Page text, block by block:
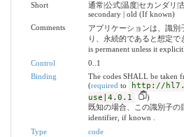
Short
通常|公式|温度|セカンダリ|
secondary | old (If known)
Comments
アプリケーションは、識
り、永続的であると想定で
is permanent unless it
Control
0..1
Binding
The codes SHALL be taken
(required to
http://
use|4.0.1
)
既知の場合、この識別子の
identifier, if known .
Type
code